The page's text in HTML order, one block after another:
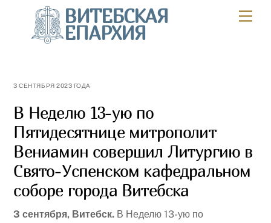
content
ВИТЕБСКАЯ
ЕПАРХИЯ
3 СЕНТЯБРЯ 2023 ГОДА
В Неделю 13-ую по
Пятидесятнице митрополит
Вениамин совершил Литургию в
Свято-Успенском кафедральном
соборе города Витебска
3 сентября, Витебск. В Неделю 13-ую по